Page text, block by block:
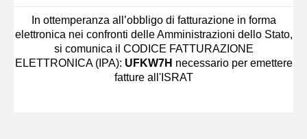
In ottemperanza all’obbligo di fatturazione in forma
elettronica nei confronti delle Amministrazioni dello Stato,
si comunica il CODICE FATTURAZIONE
ELETTRONICA (IPA): UFKW7H necessario per emettere
fatture all'ISRAT